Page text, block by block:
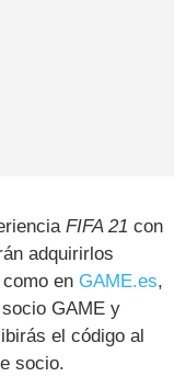
FIFA 21 con
adquirirlos
en GAME.es,
GAME y
el código al
socio.